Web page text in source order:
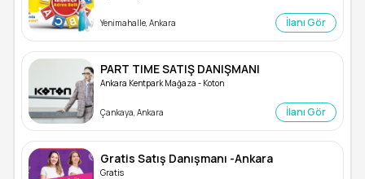
Yenimahalle, Ankara İlanı Gör
PART TIME SATIŞ DANIŞMANI
Ankara Kentpark Mağaza - Koton
Çankaya, Ankara İlanı Gör
Gratis Satış Danışmanı -Ankara
Gratis